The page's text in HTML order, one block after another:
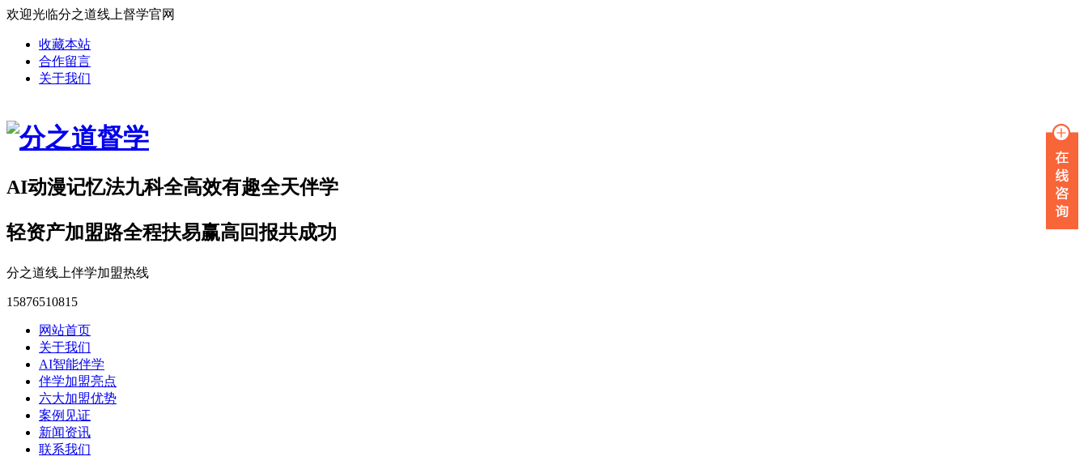
欢迎光临分之道线上督学官网
收藏本站
合作留言
关于我们
AI动漫记忆法九科全高效有趣全天伴学
轻资产加盟路全程扶易赢高回报共成功
分之道线上伴学加盟热线
15876510815
网站首页
关于我们
AI智能伴学
伴学加盟亮点
六大加盟优势
案例见证
新闻资讯
联系我们